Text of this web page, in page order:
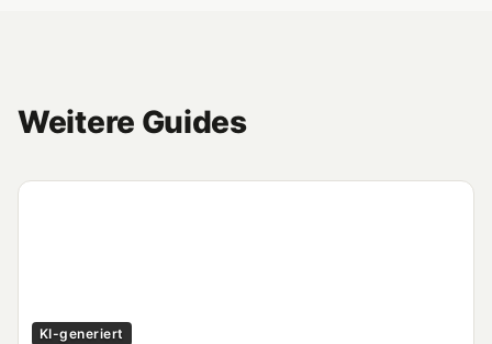
Weitere Guides
KI-generiert